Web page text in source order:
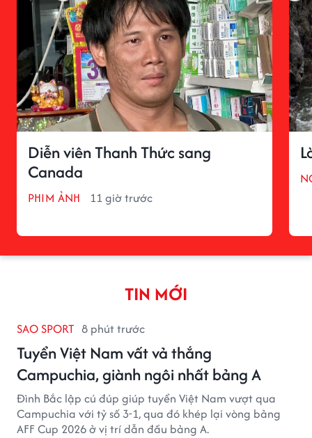
Diễn viên Thanh Thức sang
Canada
PHIM ẢNH 11 giờ trước
TIN MỚI
SAO SPORT 8 phút trước
Tuyển Việt Nam vất vả thắng
Campuchia, giành ngôi nhất bảng A
Đình Bắc lập cú đúp giúp tuyển Việt Nam vượt qua
Campuchia với tỷ số 3-1, qua đó khép lại vòng bảng
AFF Cup 2026 ở vị trí dẫn đầu bảng A.